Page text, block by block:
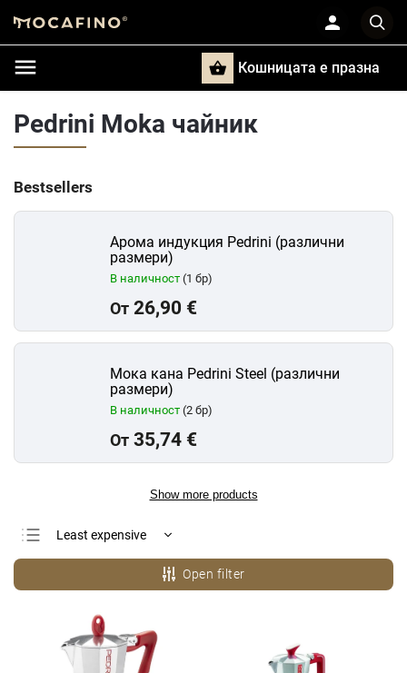
Кошницата e празна
Pedrini Moka чайник
Bestsellers
Арома индукция Pedrini (различни
размери)
В наличност (1 бр)
От 26,90 €
Мока кана Pedrini Steel (различни
размери)
В наличност (2 бр)
От 35,74 €
Show more products
Least expensive
Bestsellers
Alphabetically
Open filter